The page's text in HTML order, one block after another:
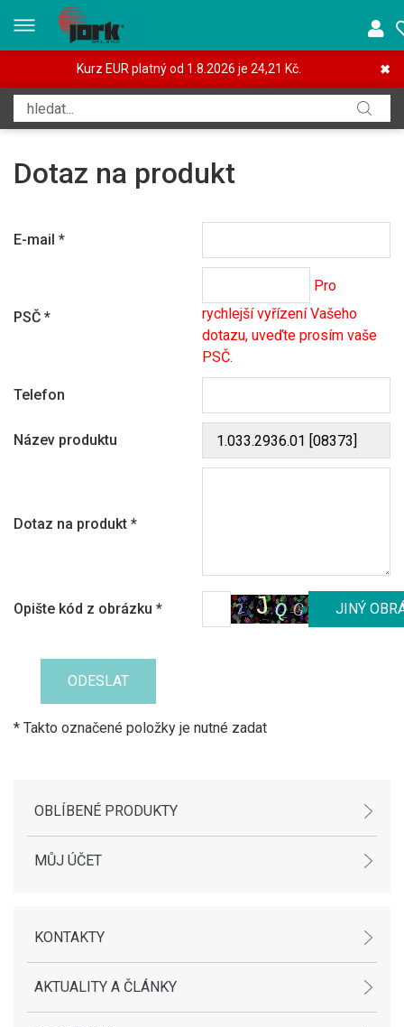
✖
Kurz EUR platný od 1.8.2026 je 24,21 Kč.
Dotaz na produkt
E-mail *
PSČ *
Pro
rychlejší vyřízení Vašeho
dotazu, uveďte prosím vaše
PSČ.
Telefon
Název produktu
Dotaz na produkt *
Opište kód z obrázku *
* Takto označené položky je nutné zadat
OBLÍBENÉ PRODUKTY
MŮJ ÚČET
KONTAKTY
AKTUALITY A ČLÁNKY